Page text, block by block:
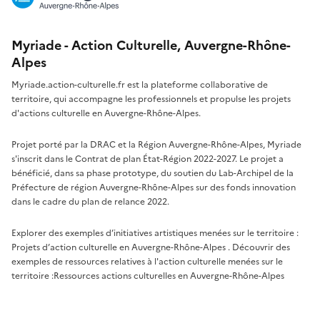
Myriade - Action Culturelle, Auvergne-Rhône-
Alpes
Myriade.action-culturelle.fr est la plateforme collaborative de
territoire, qui accompagne les professionnels et propulse les projets
d'actions culturelle en Auvergne-Rhône-Alpes.
Projet porté par la DRAC et la Région Auvergne-Rhône-Alpes, Myriade
s'inscrit dans le Contrat de plan État-Région 2022-2027. Le projet a
bénéficié, dans sa phase prototype, du soutien du Lab-Archipel de la
Préfecture de région Auvergne-Rhône-Alpes sur des fonds innovation
dans le cadre du plan de relance 2022.
Explorer des exemples d’initiatives artistiques menées sur le territoire :
Projets d’action culturelle en Auvergne-Rhône-Alpes . Découvrir des
exemples de ressources relatives à l'action culturelle menées sur le
territoire :Ressources actions culturelles en Auvergne-Rhône-Alpes